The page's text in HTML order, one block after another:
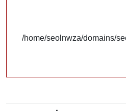
/home/seolnwza/domains/